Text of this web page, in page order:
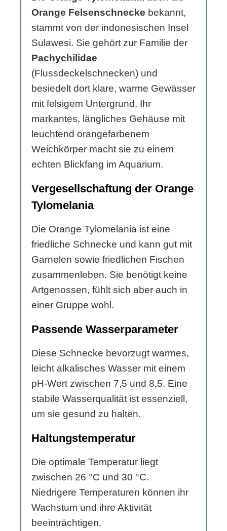
Orange Felsenschnecke bekannt,
stammt von der indonesischen Insel
Sulawesi. Sie gehört zur Familie der
Pachychilidae
(Flussdeckelschnecken) und
besiedelt dort klare, warme Gewässer
mit felsigem Untergrund. Ihr
markantes, längliches Gehäuse mit
leuchtend orangefarbenem
Weichkörper macht sie zu einem
echten Blickfang im Aquarium.
Vergesellschaftung der Orange
Tylomelania
Die Orange Tylomelania ist eine
friedliche Schnecke und kann gut mit
Garnelen sowie friedlichen Fischen
zusammenleben. Sie benötigt keine
Artgenossen, fühlt sich aber auch in
einer Gruppe wohl.
Passende Wasserparameter
Diese Schnecke bevorzugt warmes,
leicht alkalisches Wasser mit einem
pH-Wert zwischen 7,5 und 8,5. Eine
stabile Wasserqualität ist essenziell,
um sie gesund zu halten.
Haltungstemperatur
Die optimale Temperatur liegt
zwischen 26 °C und 30 °C.
Niedrigere Temperaturen können ihr
Wachstum und ihre Aktivität
beeinträchtigen.